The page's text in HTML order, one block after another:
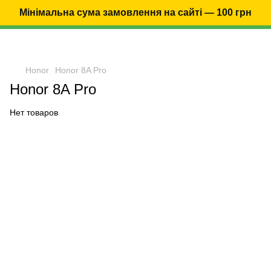
Мінімальна сума замовлення на сайті — 100 грн
Honor Honor 8A Pro
Honor 8A Pro
Нет товаров